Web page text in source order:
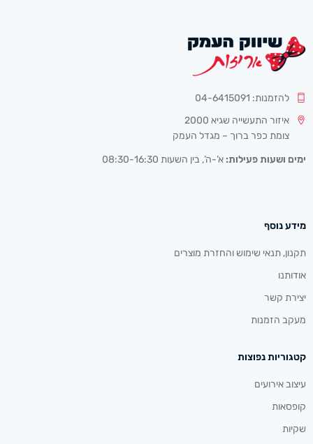
להזמנות: 04-6415091
איזור התעשייה שגיא 2000
צומת כפר ברוך – מגדל העמק
ימים ושעות פעילות: א’-ה’, בין השעות 08:30-16:30
מידע נוסף
תקנון, תנאי שימוש והחזרת מוצרים
אודותנו
יצירת קשר
מעקב הזמנות
קטגוריות נפוצות
עיצוב אירועים
קופסאות
שקיות